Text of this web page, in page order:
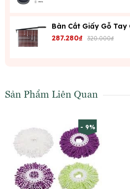
Bàn Cắt Giấy Gỗ Tay
287.280₫ 320.000₫
Sản Phẩm Liên Quan
- 9%